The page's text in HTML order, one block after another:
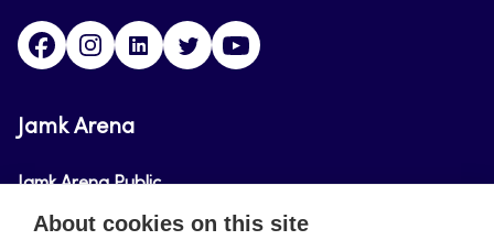
FacebookInstagramLinkedinTwitter
Jamk Arena
Jamk Arena Public
Jamk Arena Pro
About cookies on this site